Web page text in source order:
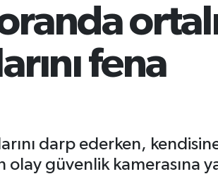
fena
darp ederken,
olay güvenlik kamerasına